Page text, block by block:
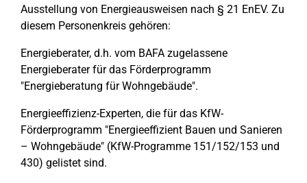
Ausstellung von Energieausweisen nach § 21 EnEV. Zu
diesem Personenkreis gehören:
Energieberater, d.h. vom BAFA zugelassene
Energieberater für das Förderprogramm
"Energieberatung für Wohngebäude".
Energieeffizienz-Experten, die für das KfW-
Förderprogramm "Energieeffizient Bauen und Sanieren
– Wohngebäude" (KfW-Programme 151/152/153 und
430) gelistet sind.